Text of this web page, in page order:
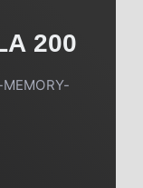
200